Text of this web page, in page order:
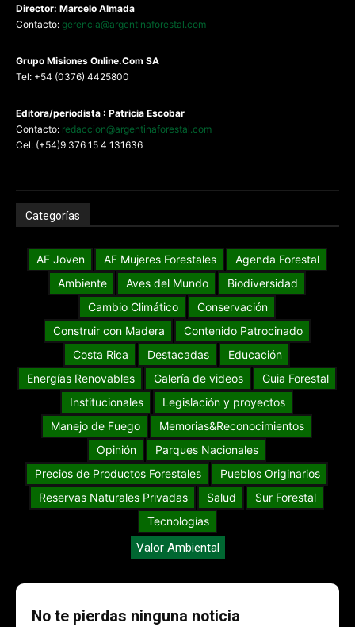
Director: Marcelo Almada
Contacto: gerencia@argentinaforestal.com
Grupo Misiones Online.Com SA
Tel: +54 (0376) 4425800
Editora/periodista : Patricia Escobar
Contacto: redaccion@argentinaforestal.com
Cel: (+54)9 376 15 4 131636
Categorías
AF Joven AF Mujeres Forestales
Agenda Forestal
Ambiente
Aves del Mundo
Biodiversidad
Cambio Climático
Conservación
Construir con Madera
Contenido Patrocinado
Costa Rica
Destacadas
Educación
Energías Renovables
Galería de videos
Guia Forestal
Institucionales
Legislación y proyectos
Manejo de Fuego
Memorias&Reconocimientos
Opinión
Parques Nacionales
Precios de Productos Forestales
Pueblos Originarios
Reservas Naturales Privadas
Salud
Sur Forestal
Tecnologías
Valor Ambiental
No te pierdas ninguna noticia